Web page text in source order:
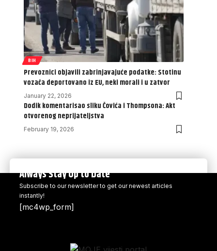
BIH
Prevoznici objavili zabrinjavajuće podatke: Stotinu
vozača deportovano iz EU, neki morali i u zatvor
January 22, 2026
Dodik komentarisao sliku Čovića i Thompsona: Akt
otvorenog neprijateljstva
February 19, 2026
Always Stay Up to Date
Subscribe to our newsletter to get our newest articles
instantly!
[mc4wp_form]